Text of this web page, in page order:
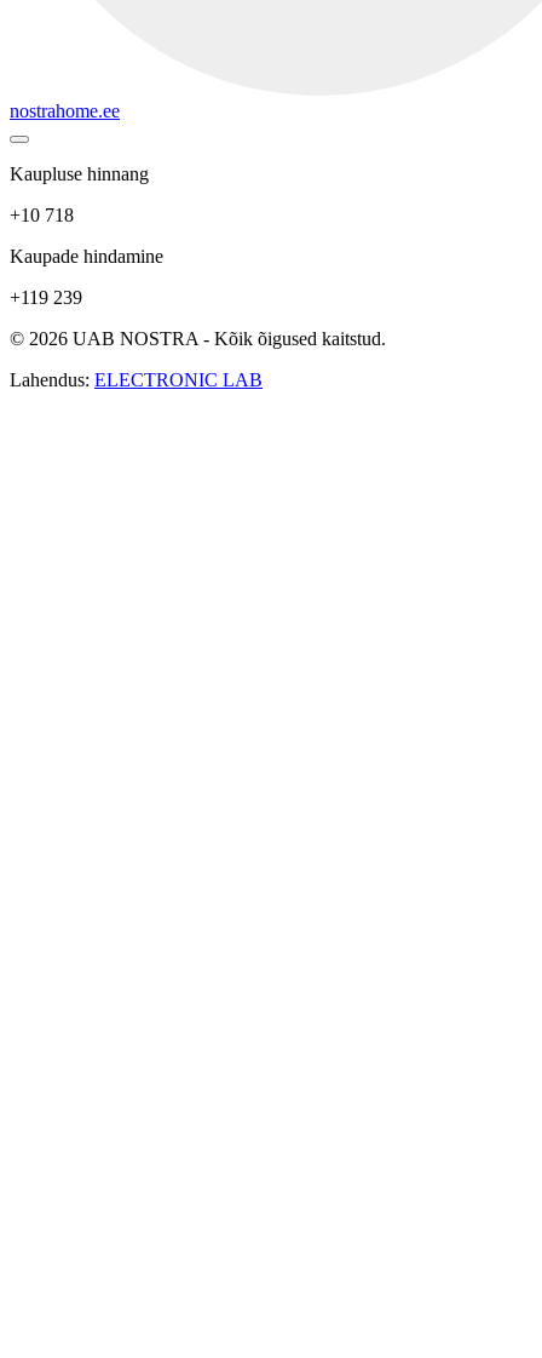
nostrahome.ee
Kaupluse hinnang
+10 718
Kaupade hindamine
+119 239
© 2026 UAB NOSTRA - Kõik õigused kaitstud.
Lahendus: ELECTRONIC LAB